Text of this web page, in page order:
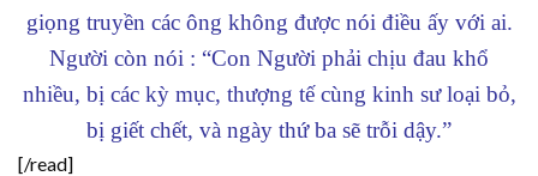
giọng truyền các ông không được nói điều ấy với ai.
Người còn nói : “Con Người phải chịu đau khổ
nhiều, bị các kỳ mục, thượng tế cùng kinh sư loại bỏ,
bị giết chết, và ngày thứ ba sẽ trỗi dậy.”
[/read]